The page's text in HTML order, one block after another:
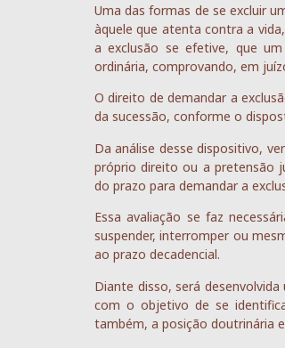
Uma das formas de se excluir
àquele que atenta contra a
a exclusão se efetive, que
ordinária, comprovando, em
O direito de demandar a
da sucessão, conforme o
Da análise desse dispositivo,
próprio direito ou a pretensão
do prazo para demandar a
Essa avaliação se faz
suspender, interromper ou
ao prazo decadencial.
Diante disso, será
com o objetivo de se
também, a posição doutrinária